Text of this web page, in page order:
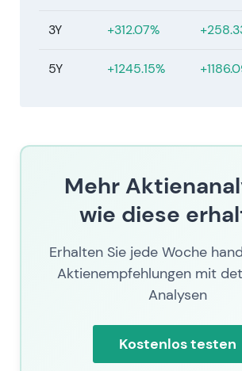
Erholungsrallyes; das Handelsprofil
ereignisgetriebenem
3Y +312.07%
5Y +1245.15%
Mehr
wie diese
Erhalten Sie jede Woche
Aktienempfehlungen mit
Analysen
Kostenlos testen